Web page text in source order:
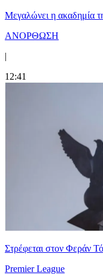
Μεγαλώνει η ακαδημία
ΑΝΟΡΘΩΣΗ
|
12:41
Στρέφεται στον Φεράν
Premier League